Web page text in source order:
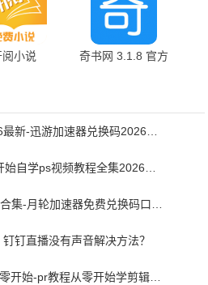
阅小说
奇书网 3.1.8 官方
钉直播没有声音解决方法？
pr视频剪辑教程新手入门从零开始-pr教程从零开始学剪辑全集免费